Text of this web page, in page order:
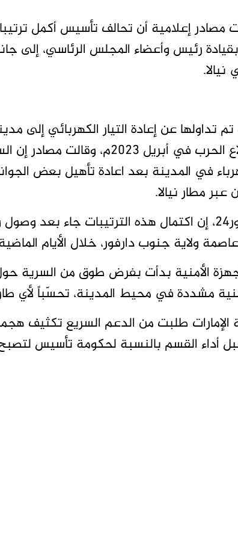
إعلامية أن تحالف تأسيس أكمل
بقيادة رئيس وأعضاء المجلس الرئاسي، إلى
عن إعادة التيار الكهربائي إلى
لأكثر من سنتين، منذ اندلاع الحرب في
في المدينة بعد اعادة تأهيل بعض
مطار نيالا.
وقالت مصادر بحسب دارفور24، إن اكتمال هذه الترتيبات
ولاية جنوب دارفور، خلال الأيام
الأمنية بدأت بفرض طوق من السرية
مشددة في محيط المدينة، تحسّباً لأي
الإمارات طلبت من الدعم السريع تكثيف
أداء القسم بالنسبة لحكومة تأسيس